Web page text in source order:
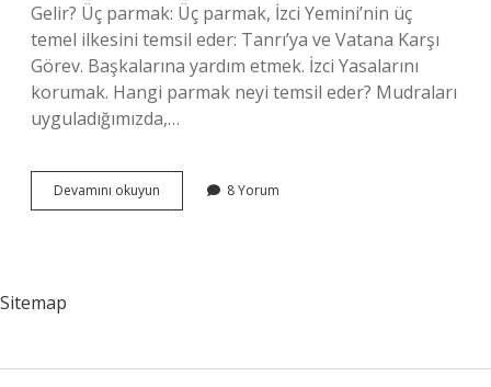
Gelir? Üç parmak: Üç parmak, İzci Yemini’nin üç
temel ilkesini temsil eder: Tanrı’ya ve Vatana Karşı
Görev. Başkalarına yardım etmek. İzci Yasalarını
korumak. Hangi parmak neyi temsil eder? Mudraları
uyguladığımızda,…
Devamını okuyun
Parmak
8 Yorum
Sitemap